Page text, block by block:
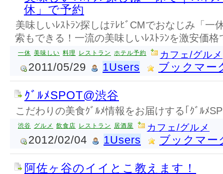
休」で予約
美味しいﾚｽﾄﾗﾝ探しはﾃﾚﾋﾞCMでおなじみ「一
索もできる！一流の美味しいﾚｽﾄﾗﾝを激安価格
一休 美味しい 料理 レストラン ホテル予約 カフェ/グルメ
2011/05/29 1Users ブックマー
ｸﾞﾙﾒSPOT@渋谷
こだわりの美食ｸﾞﾙﾒ情報をお届けする｢ｸﾞﾙﾒ
渋谷 グルメ 飲食店 レストラン 居酒屋 カフェ/グルメ
2012/02/04 1Users ブックマー
阿佐ヶ谷のイイとこ教えます！